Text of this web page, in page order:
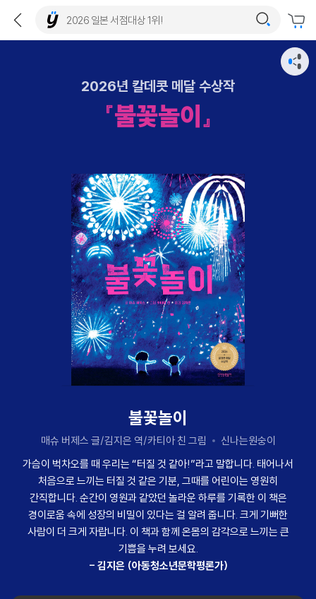
2026년 칼데콧 메달 수상작
『불꽃놀이』
불꽃놀이
매슈 버제스 글/김지은 역/카티아 친 그림
신나는원숭이
가슴이 벅차오를 때 우리는 “터질 것 같아!”라고 말합니다. 태어나서
처음으로 느끼는 터질 것 같은 기분, 그때를 어린이는 영원히
간직합니다. 순간이 영원과 같았던 놀라운 하루를 기록한 이 책은
경이로움 속에 성장의 비밀이 있다는 걸 알려 줍니다. 크게 기뻐한
사람이 더 크게 자랍니다. 이 책과 함께 온몸의 감각으로 느끼는 큰
기쁨을 누려 보세요.
- 김지은 (아동청소년문학평론가)